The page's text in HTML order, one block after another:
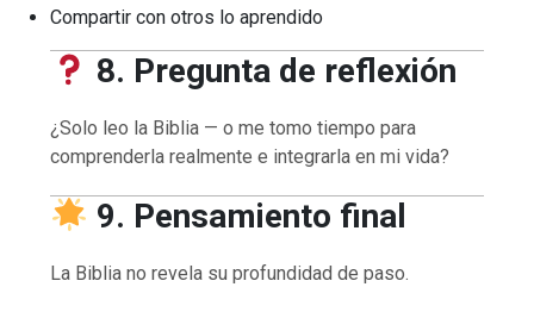
Compartir con otros lo aprendido
8. Pregunta de reflexión
¿Solo leo la Biblia — o me tomo tiempo para
comprenderla realmente e integrarla en mi vida?
9. Pensamiento final
La Biblia no revela su profundidad de paso.